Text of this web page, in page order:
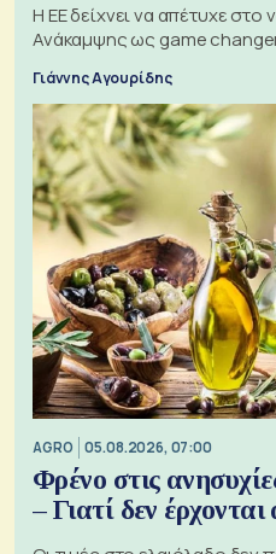
Η ΕΕ δείχνει να απέτυχε στο
Ανάκαμψης ως game
Γιάννης Αγουρίδης
AGRO 05.08.2026, 07:00
Φρένο στις
– Γιατί δεν έρχονται